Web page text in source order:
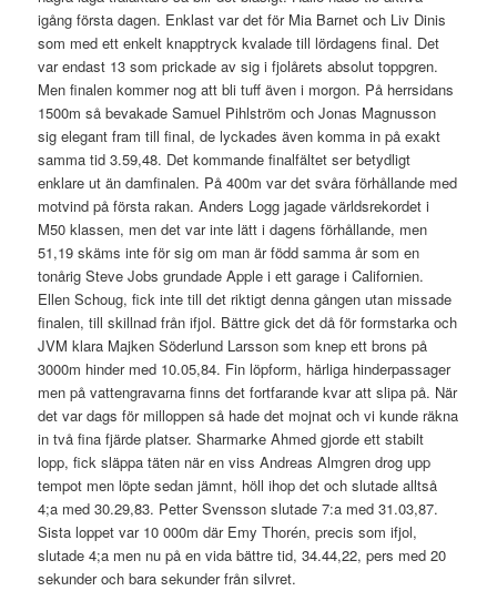
igång första dagen. Enklast var det för Mia Barnet och Liv Dinis
som med ett enkelt knapptryck kvalade till lördagens final. Det
var endast 13 som prickade av sig i fjolårets absolut toppgren.
Men finalen kommer nog att bli tuff även i morgon. På herrsidans
1500m så bevakade Samuel Pihlström och Jonas Magnusson
sig elegant fram till final, de lyckades även komma in på exakt
samma tid 3.59,48. Det kommande finalfältet ser betydligt
enklare ut än damfinalen. På 400m var det svåra förhållande med
motvind på första rakan. Anders Logg jagade världsrekordet i
M50 klassen, men det var inte lätt i dagens förhållande, men
51,19 skäms inte för sig om man är född samma år som en
tonårig Steve Jobs grundade Apple i ett garage i Californien.
Ellen Schoug, fick inte till det riktigt denna gången utan missade
finalen, till skillnad från ifjol. Bättre gick det då för formstarka och
JVM klara Majken Söderlund Larsson som knep ett brons på
3000m hinder med 10.05,84. Fin löpform, härliga hinderpassager
men på vattengravarna finns det fortfarande kvar att slipa på. När
det var dags för milloppen så hade det mojnat och vi kunde räkna
in två fina fjärde platser. Sharmarke Ahmed gjorde ett stabilt
lopp, fick släppa täten när en viss Andreas Almgren drog upp
tempot men löpte sedan jämnt, höll ihop det och slutade alltså
4;a med 30.29,83. Petter Svensson slutade 7:a med 31.03,87.
Sista loppet var 10 000m där Emy Thorén, precis som ifjol,
slutade 4;a men nu på en vida bättre tid, 34.44,22, pers med 20
sekunder och bara sekunder från silvret.